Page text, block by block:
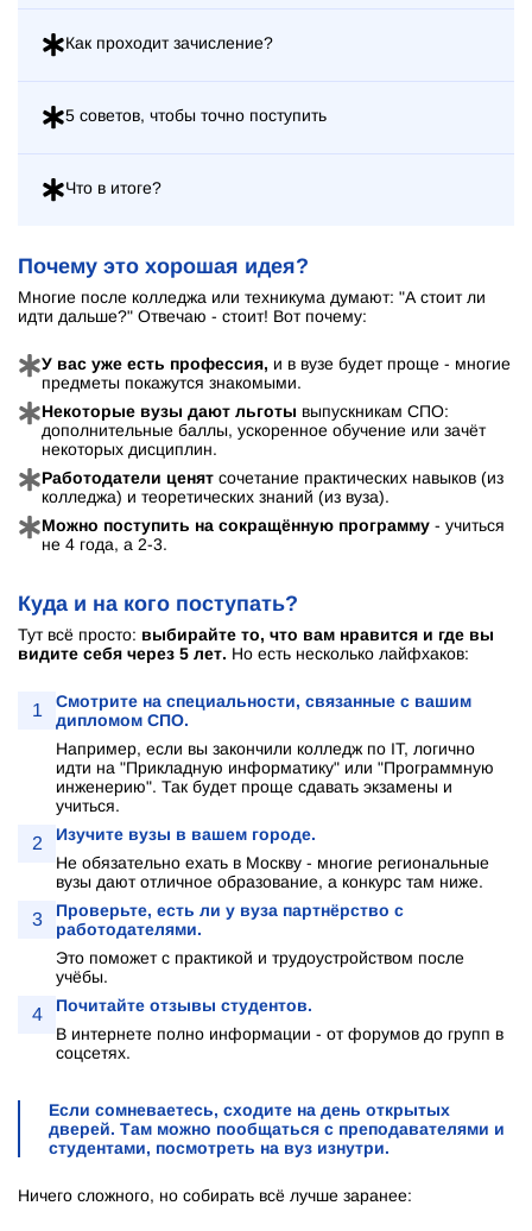
Как проходит зачисление?
5 советов, чтобы точно поступить
Что в итоге?
Почему это хорошая идея?
Многие после колледжа или техникума думают: "А стоит ли
идти дальше?" Отвечаю - стоит! Вот почему:
У вас уже есть профессия, и в вузе будет проще - многие
предметы покажутся знакомыми.
Некоторые вузы дают льготы выпускникам СПО:
дополнительные баллы, ускоренное обучение или зачёт
некоторых дисциплин.
Работодатели ценят сочетание практических навыков (из
колледжа) и теоретических знаний (из вуза).
Можно поступить на сокращённую программу - учиться
не 4 года, а 2-3.
Куда и на кого поступать?
Тут всё просто: выбирайте то, что вам нравится и где вы
видите себя через 5 лет. Но есть несколько лайфхаков:
1
Смотрите на специальности, связанные с вашим
дипломом СПО.
Например, если вы закончили колледж по IT, логично
идти на "Прикладную информатику" или "Программную
инженерию". Так будет проще сдавать экзамены и
учиться.
2
Изучите вузы в вашем городе.
Не обязательно ехать в Москву - многие региональные
вузы дают отличное образование, а конкурс там ниже.
3
Проверьте, есть ли у вуза партнёрство с
работодателями.
Это поможет с практикой и трудоустройством после
учёбы.
4
Почитайте отзывы студентов.
В интернете полно информации - от форумов до групп в
соцсетях.
Если сомневаетесь, сходите на день открытых
дверей. Там можно пообщаться с преподавателями и
студентами, посмотреть на вуз изнутри.
Ничего сложного, но собирать всё лучше заранее: